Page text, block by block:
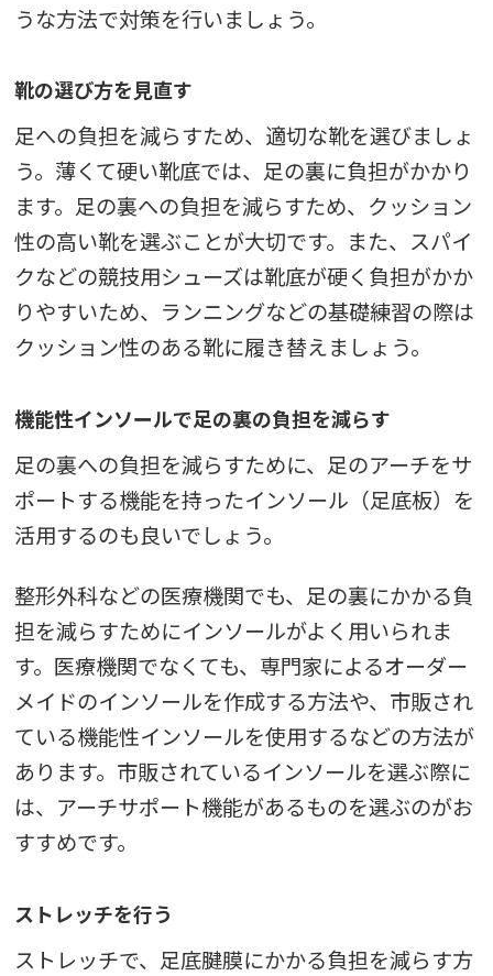
うな方法で対策を行いましょう。
靴の選び方を見直す
足への負担を減らすため、適切な靴を選びましょ
う。薄くて硬い靴底では、足の裏に負担がかかり
ます。足の裏への負担を減らすため、クッション
性の高い靴を選ぶことが大切です。また、スパイ
クなどの競技用シューズは靴底が硬く負担がかか
りやすいため、ランニングなどの基礎練習の際は
クッション性のある靴に履き替えましょう。
機能性インソールで足の裏の負担を減らす
足の裏への負担を減らすために、足のアーチをサ
ポートする機能を持ったインソール（足底板）を
活用するのも良いでしょう。
整形外科などの医療機関でも、足の裏にかかる負
担を減らすためにインソールがよく用いられま
す。医療機関でなくても、専門家によるオーダー
メイドのインソールを作成する方法や、市販され
ている機能性インソールを使用するなどの方法が
あります。市販されているインソールを選ぶ際に
は、アーチサポート機能があるものを選ぶのがお
すすめです。
ストレッチを行う
ストレッチで、足底腱膜にかかる負担を減らす方